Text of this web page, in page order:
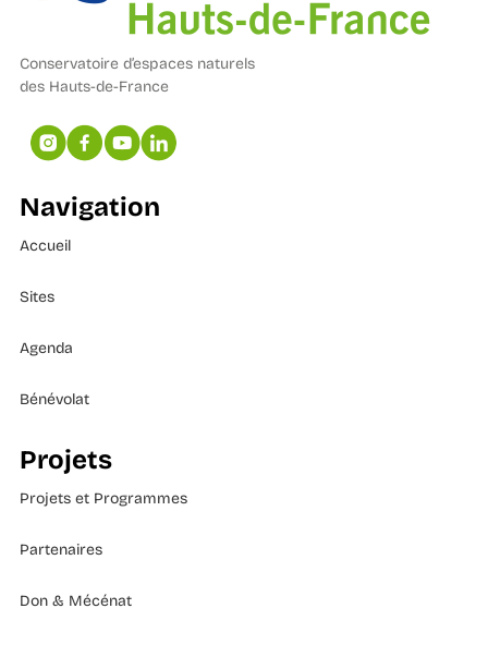
Conservatoire d’espaces naturels
des Hauts-de-France
Navigation
Accueil
Sites
Agenda
Bénévolat
Projets
Projets et Programmes
Partenaires
Don & Mécénat